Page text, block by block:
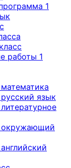
1
работы 1
язык
окружающий